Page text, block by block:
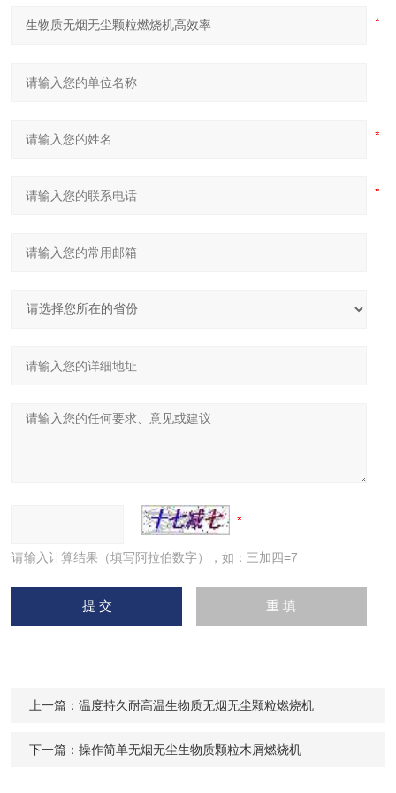
请输入计算结果（填写阿拉伯数字），如：三加四=7
上一篇：温度持久耐高温生物质无烟无尘颗粒燃烧机
下一篇：操作简单无烟无尘生物质颗粒木屑燃烧机